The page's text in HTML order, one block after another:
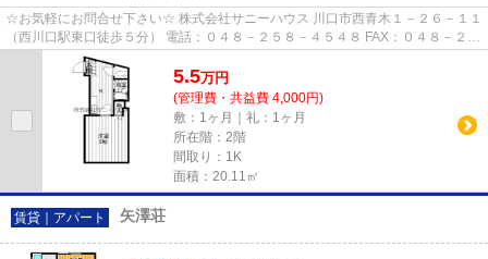
☆お気軽にお問合せ下さい☆ 株式会社サニーハウス 川口市西青木１－２６－１１
（西川口駅東口徒歩５分） 電話：０４８－２５８－４５４８ FAX：０４８－２５
８－４５２８ MAIL：sales@s...
5.5万円
(管理費・共益費 4,000円)
敷：1ヶ月｜礼：1ヶ月
所在階：2階
間取り：1K
面積：20.11㎡
賃貸｜アパート 矢澤荘